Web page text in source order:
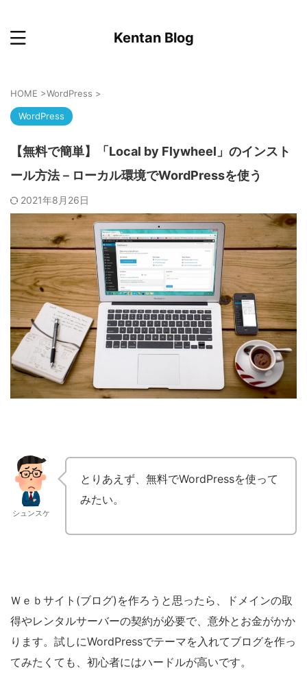
Kentan Blog
HOME >WordPress >
WordPress
【無料で簡単】「Local by Flywheel」のインスト
ール方法－ローカル環境でWordPressを使う
2021年8月26日
シュンスケ
とりあえず、無料でWordPressを使って
みたい。
Ｗｅｂサイト(ブログ)を作ろうと思ったら、ドメインの取
得やレンタルサーバーの契約が必要で、意外とお金がかか
ります。試しにWordPressでテーマを入れてブログを作っ
てみたくても、初心者にはハードルが高いです。